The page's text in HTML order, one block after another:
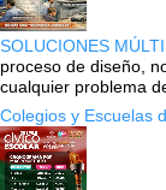
SOLUCIONES
proceso de diseño,
cualquier problema
Colegios y Escuelas